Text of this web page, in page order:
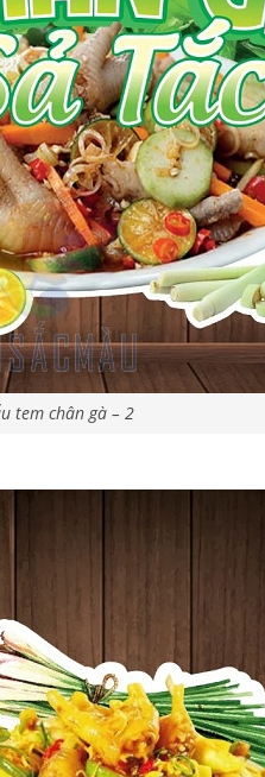
tem chân gà – 2